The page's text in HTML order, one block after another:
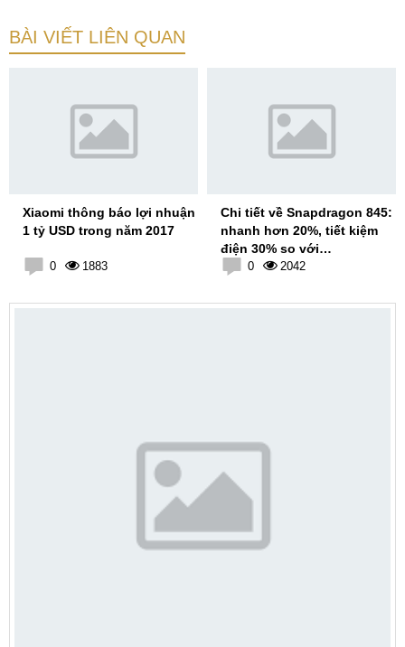
BÀI VIẾT LIÊN QUAN
Xiaomi thông báo lợi nhuận
1 tỷ USD trong năm 2017
0 1883
Chi tiết về Snapdragon 845:
nhanh hơn 20%, tiết kiệm
điện 30% so với
Snapdragon 835
0 2042